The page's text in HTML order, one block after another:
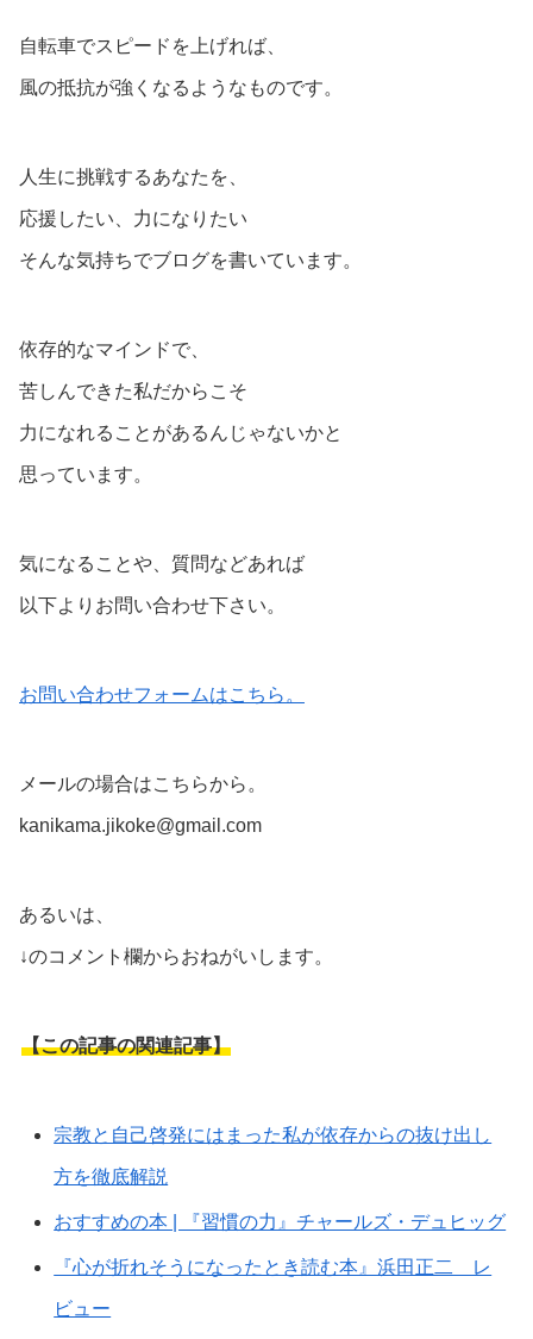
自転車でスピードを上げれば、
風の抵抗が強くなるようなものです。
人生に挑戦するあなたを、
応援したい、力になりたい
そんな気持ちでブログを書いています。
依存的なマインドで、
苦しんできた私だからこそ
力になれることがあるんじゃないかと
思っています。
気になることや、質問などあれば
以下よりお問い合わせ下さい。
お問い合わせフォームはこちら。
メールの場合はこちらから。
kanikama.jikoke@gmail.com
あるいは、
↓のコメント欄からおねがいします。
【この記事の関連記事】
宗教と自己啓発にはまった私が依存からの抜け出し
方を徹底解説
おすすめの本 | 『習慣の力』チャールズ・デュヒッグ
『心が折れそうになったとき読む本』浜田正二 レ
ビュー